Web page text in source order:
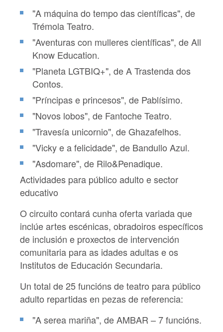
"A máquina do tempo das científicas", de
Trémola Teatro.
"Aventuras con mulleres científicas", de All
Know Education.
"Planeta LGTBIQ+", de A Trastenda dos
Contos.
"Príncipas e princesos", de Pablísimo.
"Novos lobos", de Fantoche Teatro.
"Travesía unicornio", de Ghazafelhos.
"Vicky e a felicidade", de Bandullo Azul.
"Asdomare", de Rilo&Penadique.
Actividades para público adulto e sector
educativo
O circuito contará cunha oferta variada que
inclúe artes escénicas, obradoiros específicos
de inclusión e proxectos de intervención
comunitaria para as idades adultas e os
Institutos de Educación Secundaria.
Un total de 25 funcións de teatro para público
adulto repartidas en pezas de referencia:
"A serea mariña", de AMBAR – 7 funcións.